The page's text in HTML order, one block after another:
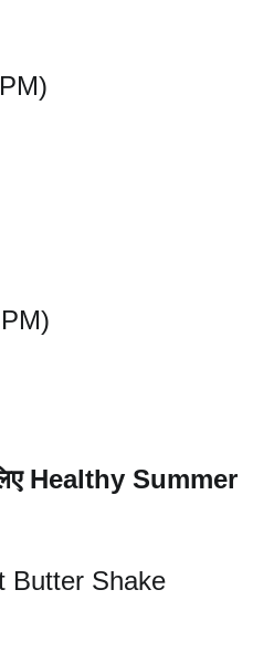
Healthy Summer
Butter Shake